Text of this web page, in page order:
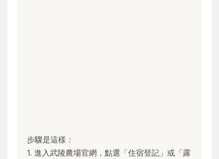
步驟是這樣：
1. 進入武陵農場官網，點選「住宿登記」或「露